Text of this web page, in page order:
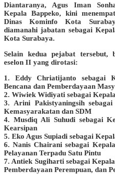
Diantaranya, Agus Iman
Kepala Bappeko, kini
Dinas Kominfo Kota
diamanahi jabatan sebagai
Kota Surabaya.
Selain kedua pejabat
eselon II yang dirotasi:
1. Eddy Chriatijanto sebagai
Bencana dan Pemberdayaan
2. Wiwiek Widiyati sebagai
3. Arini Pakistyaningsih
Kemasyarakatan dan SDM
4. Musdiq Ali Suhudi sebagai
Kearsipan
5. Eko Agus Supiadi sebagai
6. Nanis Chairani sebagai
Pelayanan Terpadu Satu Pintu
7. Antiek Sugiharti sebagai
Pemberdayaan Perempuan, dan